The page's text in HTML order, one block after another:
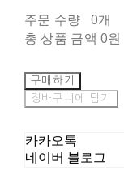
주문 수량 0개
총 상품 금액 0원
구매하기
장바구니에 담기
카카오톡
네이버 블로그